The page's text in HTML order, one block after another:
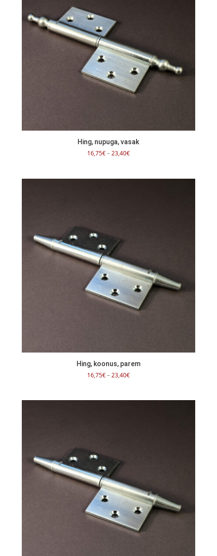
Hing, nupuga, vasak
16,75€–23,40€Hinnavahemik:
Hing, koonus, parem
16,75€–23,40€Hinnavahemik: